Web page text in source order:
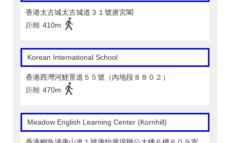
香港太古城太古城道３１號唐宮閣
距離 410m
Korean International School
香港西灣河鯉景道５５號（內地段８８０２）
距離 470m
Meadow English Learning Center (Kornhill)